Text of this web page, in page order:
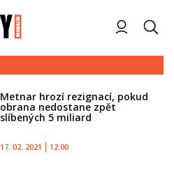
Metnar hrozí rezignací, pokud
obrana nedostane zpět
slíbených 5 miliard
17. 02. 2021 12:00